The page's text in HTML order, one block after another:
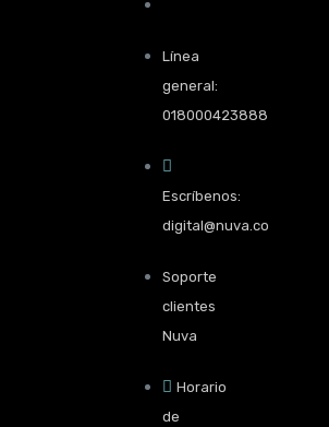
Línea
general:
018000423888
Escríbenos:
digital@nuva.co
Soporte
clientes
Nuva
Horario
de